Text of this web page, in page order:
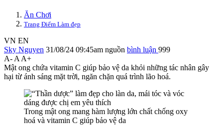
Ăn Chơi
Trang Điểm Làm đẹp
VN EN
Sky Nguyen 31/08/24 09:45am nguồn bình luận 999
A- A A+
Mật ong chứa vitamin C giúp bảo vệ da khỏi những tác nhân gây
hại từ ánh sáng mặt trời, ngăn chặn quá trình lão hoá.
Trong mật ong mang hàm lượng lớn chất chống oxy
hoá và vitamin C giúp bảo vệ da